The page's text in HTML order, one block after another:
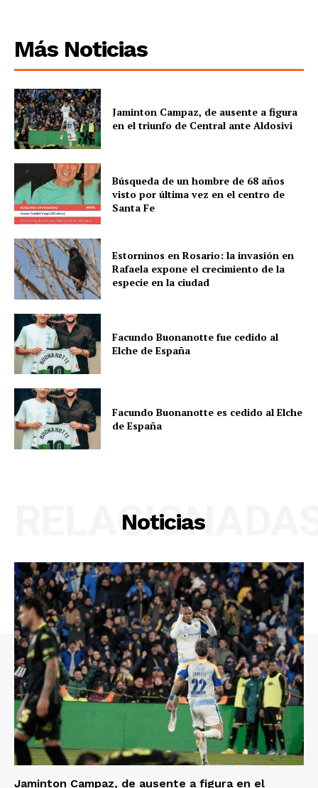
Más Noticias
Jaminton Campaz, de ausente a figura
en el triunfo de Central ante Aldosivi
Búsqueda de un hombre de 68 años
visto por última vez en el centro de
Santa Fe
Estorninos en Rosario: la invasión en
Rafaela expone el crecimiento de la
especie en la ciudad
Facundo Buonanotte fue cedido al
Elche de España
Facundo Buonanotte es cedido al Elche
de España
Noticias
Jaminton Campaz, de ausente a figura en el